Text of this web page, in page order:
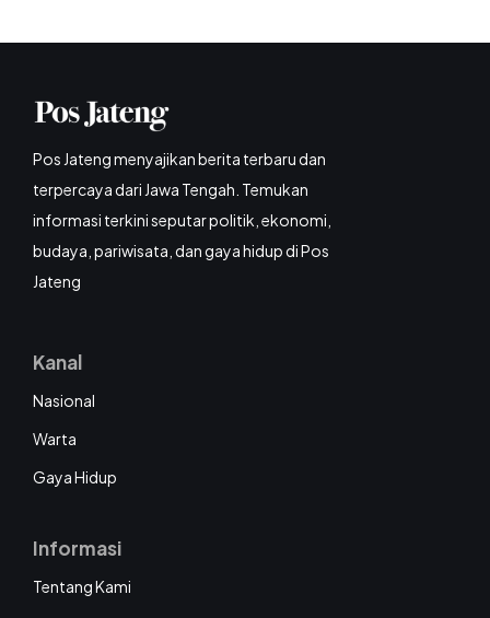
Pos Jateng menyajikan berita terbaru dan
terpercaya dari Jawa Tengah. Temukan
informasi terkini seputar politik, ekonomi,
budaya, pariwisata, dan gaya hidup di Pos
Jateng
Kanal
Nasional
Warta
Gaya Hidup
Informasi
Tentang Kami